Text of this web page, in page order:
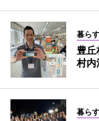
暮ら
豊
村内
暮ら